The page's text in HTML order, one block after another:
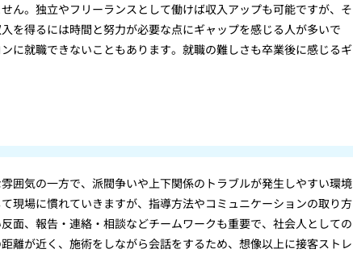
ん。独立やフリーランスとして働けば収入アップも可能ですが、そ
を得るには時間と努力が必要な点にギャップを感じる人が多いで
に就職できないこともあります。就職の難しさも卒業後に感じるギ
囲気の一方で、派閥争いや上下関係のトラブルが発生しやすい環境
現場に慣れていきますが、指導方法やコミュニケーションの取り方
面、報告・連絡・相談などチームワークも重要で、社会人としての
離が近く、施術をしながら会話をするため、想像以上に接客ストレ